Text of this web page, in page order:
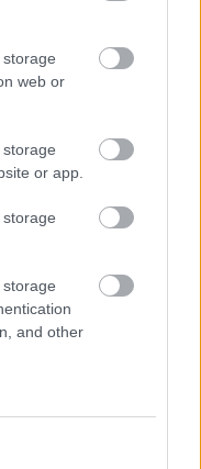
web or
or app.
and other
annak ellenére,
támaszt alá a
le.Pld: "
hiszen ez így
legenda,
1972; munkások),
Csakugyan: